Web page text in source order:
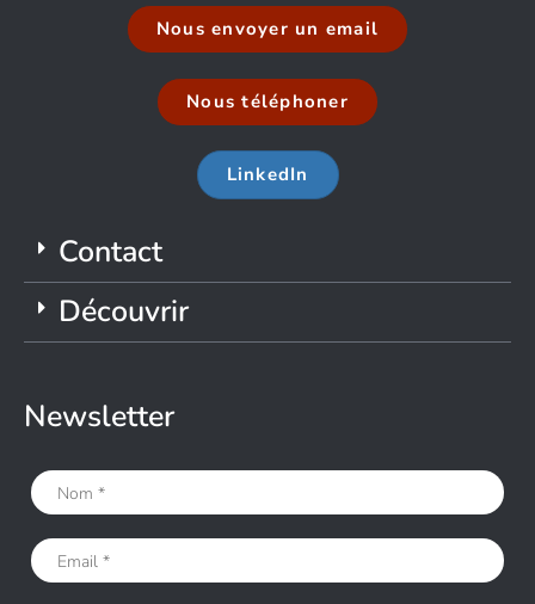
Nous envoyer un email
Nous téléphoner
LinkedIn
Contact
Découvrir
Newsletter